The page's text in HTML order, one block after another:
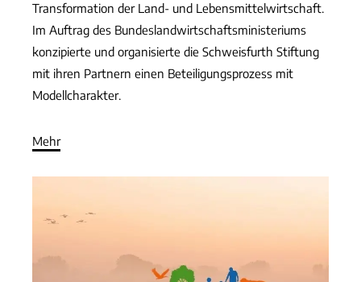
Transformation der Land- und Lebensmittelwirtschaft.
Im Auftrag des Bundeslandwirtschaftsministeriums
konzipierte und organisierte die Schweisfurth Stiftung
mit ihren Partnern einen Beteiligungsprozess mit
Modellcharakter.
Mehr